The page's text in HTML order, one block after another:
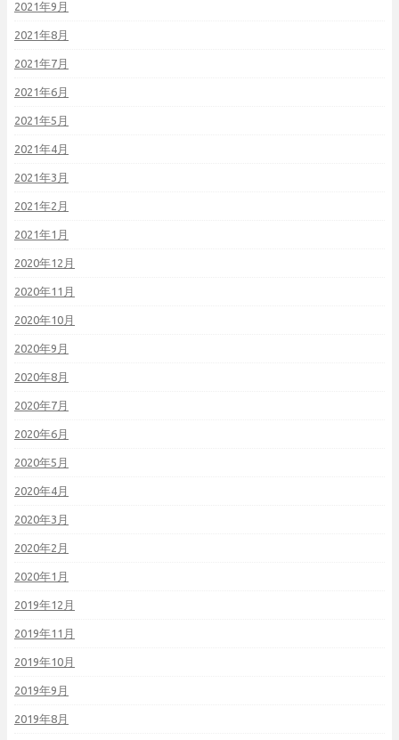
2021年9月
2021年8月
2021年7月
2021年6月
2021年5月
2021年4月
2021年3月
2021年2月
2021年1月
2020年12月
2020年11月
2020年10月
2020年9月
2020年8月
2020年7月
2020年6月
2020年5月
2020年4月
2020年3月
2020年2月
2020年1月
2019年12月
2019年11月
2019年10月
2019年9月
2019年8月